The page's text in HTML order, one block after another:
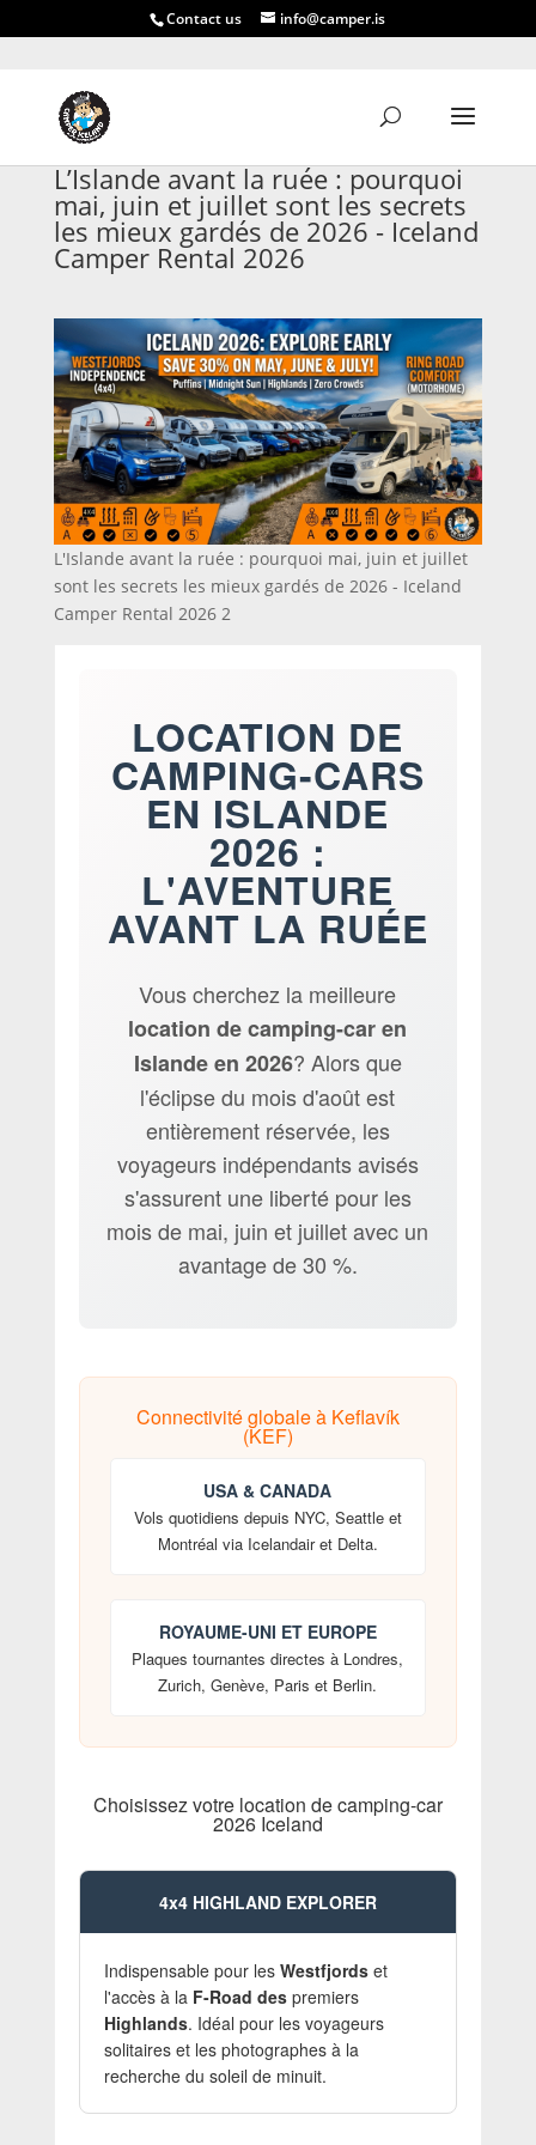
Contact us info@camper.is
L’Islande avant la ruée : pourquoi
mai, juin et juillet sont les secrets
les mieux gardés de 2026 - Iceland
Camper Rental 2026
L'Islande avant la ruée : pourquoi mai, juin et juillet
sont les secrets les mieux gardés de 2026 - Iceland
Camper Rental 2026 2
LOCATION DE
CAMPING-CARS
EN ISLANDE
2026 :
L'AVENTURE
AVANT LA RUÉE
Vous cherchez la meilleure
location de camping-car en
Islande en 2026? Alors que
l'éclipse du mois d'août est
entièrement réservée, les
voyageurs indépendants avisés
s'assurent une liberté pour les
mois de mai, juin et juillet avec un
avantage de 30 %.
Connectivité globale à Keflavík
(KEF)
USA & CANADA
Vols quotidiens depuis NYC, Seattle et
Montréal via Icelandair et Delta.
ROYAUME-UNI ET EUROPE
Plaques tournantes directes à Londres,
Zurich, Genève, Paris et Berlin.
Choisissez votre location de camping-car
2026 Iceland
4x4 HIGHLAND EXPLORER
Indispensable pour les Westfjordset
l'accès à la F-Road despremiers
Highlands. Idéal pour les voyageurs
solitaires et les photographes à la
recherche du soleil de minuit.